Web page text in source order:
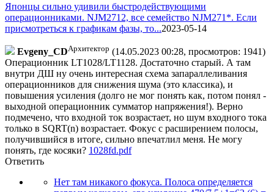
Японцы сильно удивили быстродействующими
операционниками. NJM2712, все семейство NJM271*. Если
присмотреться к графикам фазы, то...2023-05-14
Evgeny_CDАрхитектор (14.05.2023 00:28, просмотров: 1941)
Операционник LT1028/LT1128. Достаточно старый. А там
внутри ДШ ну очень интересная схема запараллеливания
операционников для снижения шума (это классика), и
повышения усиления (долго не мог понять как, потом понял -
выходной операционник сумматор напряжения!). Верно
подмечено, что входной ток возрастает, но шум входного тока
только в SQRT(n) возрастает. Фокус с расширением полосы,
получившийся в итоге, сильно впечатлил меня. Не могу
понять, где косяки? 1028fd.pdf
Ответить
Нет там никакого фокуса. Полоса определяется